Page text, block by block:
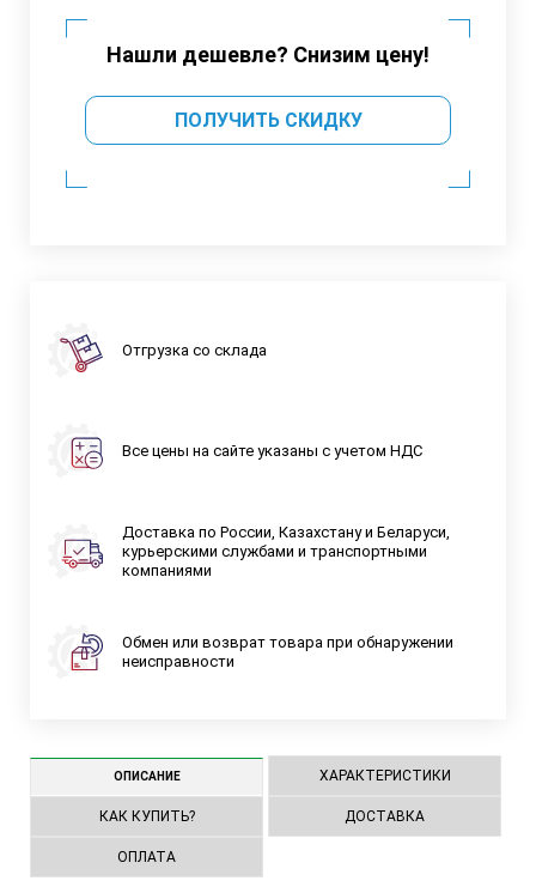
Нашли дешевле? Снизим цену!
ПОЛУЧИТЬ СКИДКУ
Отгрузка со склада
Все цены на сайте указаны с учетом НДС
Доставка по России, Казахстану и Беларуси,
курьерскими службами и транспортными
компаниями
Обмен или возврат товара при обнаружении
неисправности
ОПИСАНИЕ ХАРАКТЕРИСТИКИ
КАК КУПИТЬ? ДОСТАВКА
ОПЛАТА